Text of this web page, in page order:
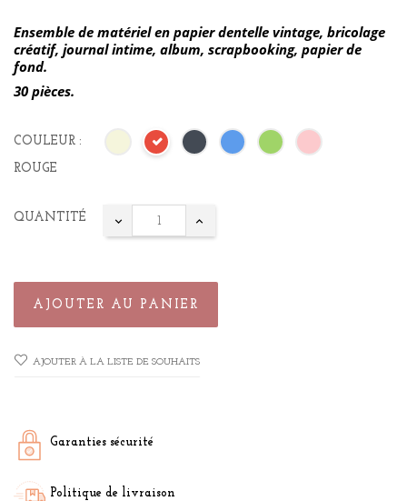
Ensemble de matériel en papier dentelle vintage, bricolage
créatif, journal intime, album, scrapbooking, papier de
fond.
30 pièces.
COULEUR :
ROUGE
QUANTITÉ
AJOUTER AU PANIER
AJOUTER À LA LISTE DE SOUHAITS
Garanties sécurité
Politique de livraison